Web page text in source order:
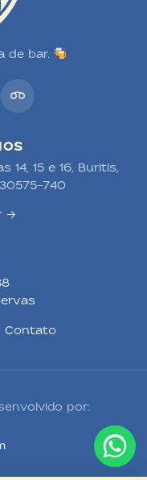
de bar.
14, 15 e 16, Buritis,
740
→
Contato
por: